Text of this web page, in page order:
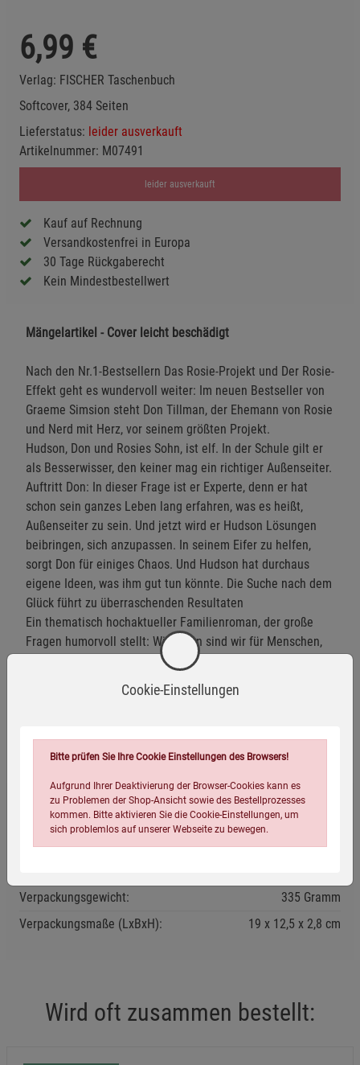
6,99 €
Verlag: FISCHER Taschenbuch
Softcover, 384 Seiten
Lieferstatus: leider ausverkauft
Artikelnummer: M07491
leider ausverkauft
Kauf auf Rechnung
Versandkostenfrei in Europa
30 Tage Rückgaberecht
Kein Mindestbestellwert
Mängelartikel - Cover leicht beschädigt
Nach den Nr.1-Bestsellern Das Rosie-Projekt und Der Rosie-
Effekt geht es wundervoll weiter: Im neuen Bestseller von
Graeme Simsion steht Don Tillman, der Ehemann von Rosie
und Nerd mit Herz, vor seinem größten Projekt.
Hudson, Don und Rosies Sohn, ist elf. In der Schule gilt er
als Besserwisser, den keiner mag ein richtiger Außenseiter.
Auftritt Don: In dieser Frage ist er Experte, denn er hat
schon sein ganzes Leben lang erfahren, was es heißt,
Außenseiter zu sein. Und jetzt wird er Hudson Lösungen
beibringen, sich anzupassen. In seinem Eifer zu helfen,
sorgt Don für einiges Chaos. Und Hudson hat durchaus
eigene Ideen, was ihm gut tun könnte. Die Suche nach dem
Glück führt zu überraschenden Resultaten
Ein thematisch hochaktueller Familienroman, der große
Fragen humorvoll stellt: Wie offen sind wir für Menschen,
»Witzig und unterhaltsam, zugleich informativ.«
Guardian
Eigenschaften
Verlag / Herausgeber:
FISCHER Taschenbuch
Verpackungsgewicht:
335 Gramm
Verpackungsmaße (LxBxH):
19 12,5 2,8 cm
Wird oft zusammen bestellt:
Cookie-Einstellungen
Bitte prüfen Sie Ihre Cookie Einstellungen des Browsers!
Aufgrund Ihrer Deaktivierung der Browser-Cookies kann es
zu Problemen der Shop-Ansicht sowie des Bestellprozesses
kommen. Bitte aktivieren Sie die Cookie-Einstellungen, um
sich problemlos auf unserer Webseite zu bewegen.
Zurück Einstellungen speichern für die Gruppe
Einwilligung nicht erteilen